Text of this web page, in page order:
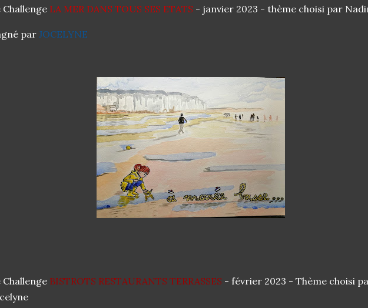
Challenge LA MER DANS TOUS SES ETATS - janvier 2023 - thème choisi par
par JOCELYNE
Challenge BISTROTS RESTAURANTS TERRASSES - février 2023 - Thème choisi